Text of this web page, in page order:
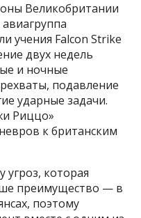
Великобритании
учения Falcon Strike
двух недель
и ночные
подавление
ударные задачи.
Риццо»
к британским
которая
преимущество — в
поэтому